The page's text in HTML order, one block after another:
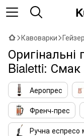
Кавоварки
Оригінальні
Bialetti: Смак
Аеропрес
Френч-прес
Ручна еспресо